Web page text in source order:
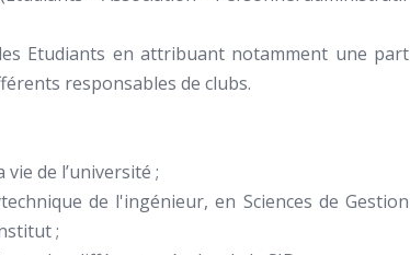
Etudiants en attribuant notamment une part
responsables de clubs.
de l’université ;
de l'ingénieur, en Sciences de Gestion
;